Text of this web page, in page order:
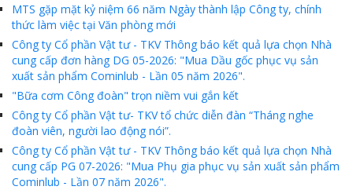
MTS gặp mặt kỷ niệm 66 năm Ngày thành lập Công ty, chính
thức làm việc tại Văn phòng mới
Công ty Cổ phần Vật tư - TKV Thông báo kết quả lựa chọn Nhà
cung cấp đơn hàng DG 05-2026: "Mua Dầu gốc phục vụ sản
xuất sản phẩm Cominlub - Lần 05 năm 2026".
"Bữa cơm Công đoàn" trọn niềm vui gắn kết
Công ty Cổ phần Vật tư- TKV tổ chức diễn đàn “Tháng nghe
đoàn viên, người lao động nói”.
Công ty Cổ phần Vật tư - TKV Thông báo kết quả lựa chọn Nhà
cung cấp PG 07-2026: "Mua Phụ gia phục vụ sản xuất sản phẩm
Cominlub - Lần 07 năm 2026".